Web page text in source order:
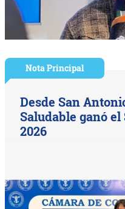
Nota Principal
Desde San
Saludable ganó
2026